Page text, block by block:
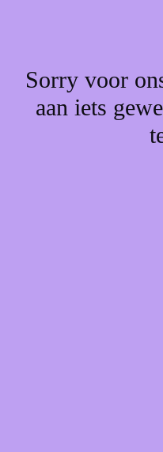
Sorry voor
aan iets